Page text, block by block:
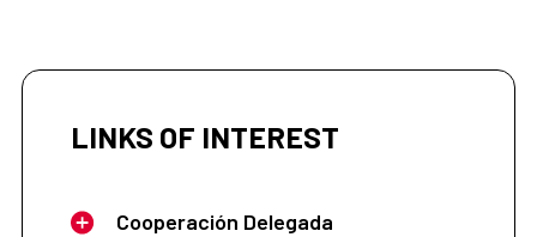
LINKS OF INTEREST
Cooperación Delegada